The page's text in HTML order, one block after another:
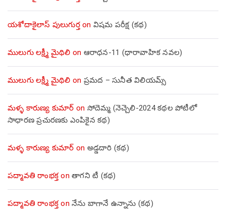
యశోదాకైలాస్ పులుగుర్తon విషమ పరీక్ష (క‌థ‌)
ములుగు లక్ష్మీ మైథిలి on ఆరాధన-11 (ధారావాహిక నవల)
ములుగు లక్ష్మీ మైథిలి on ప్రమద – సునీత విలియమ్స్
మళ్ళ కారుణ్య కుమార్ on సోదెమ్మ (నెచ్చెలి-2024 కథల పోటీలో
సాధారణ ప్రచురణకు ఎంపికైన కథ)
మళ్ళ కారుణ్య కుమార్ on అడ్డదారి (కథ)
పద్మావతి రాంభక్తon తాగని టీ (కథ)
పద్మావతి రాంభక్తon నేను బాగానే ఉన్నాను (క‌థ‌)